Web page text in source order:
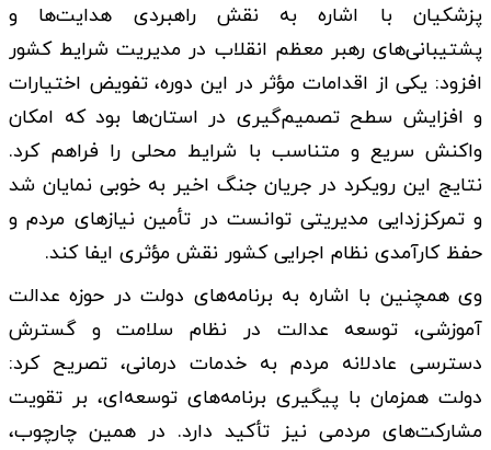
پزشکیان با اشاره به نقش راهبردی هدایت‌ها و
پشتیبانی‌های رهبر معظم انقلاب در مدیریت شرایط کشور
افزود: یکی از اقدامات مؤثر در این دوره، تفویض اختیارات
و افزایش سطح تصمیم‌گیری در استان‌ها بود که امکان
واکنش سریع و متناسب با شرایط محلی را فراهم کرد.
نتایج این رویکرد در جریان جنگ اخیر به خوبی نمایان شد
و تمرکززدایی مدیریتی توانست در تأمین نیازهای مردم و
حفظ کارآمدی نظام اجرایی کشور نقش مؤثری ایفا کند.
وی همچنین با اشاره به برنامه‌های دولت در حوزه عدالت
آموزشی، توسعه عدالت در نظام سلامت و گسترش
دسترسی عادلانه مردم به خدمات درمانی، تصریح کرد:
دولت همزمان با پیگیری برنامه‌های توسعه‌ای، بر تقویت
مشارکت‌های مردمی نیز تأکید دارد. در همین چارچوب،